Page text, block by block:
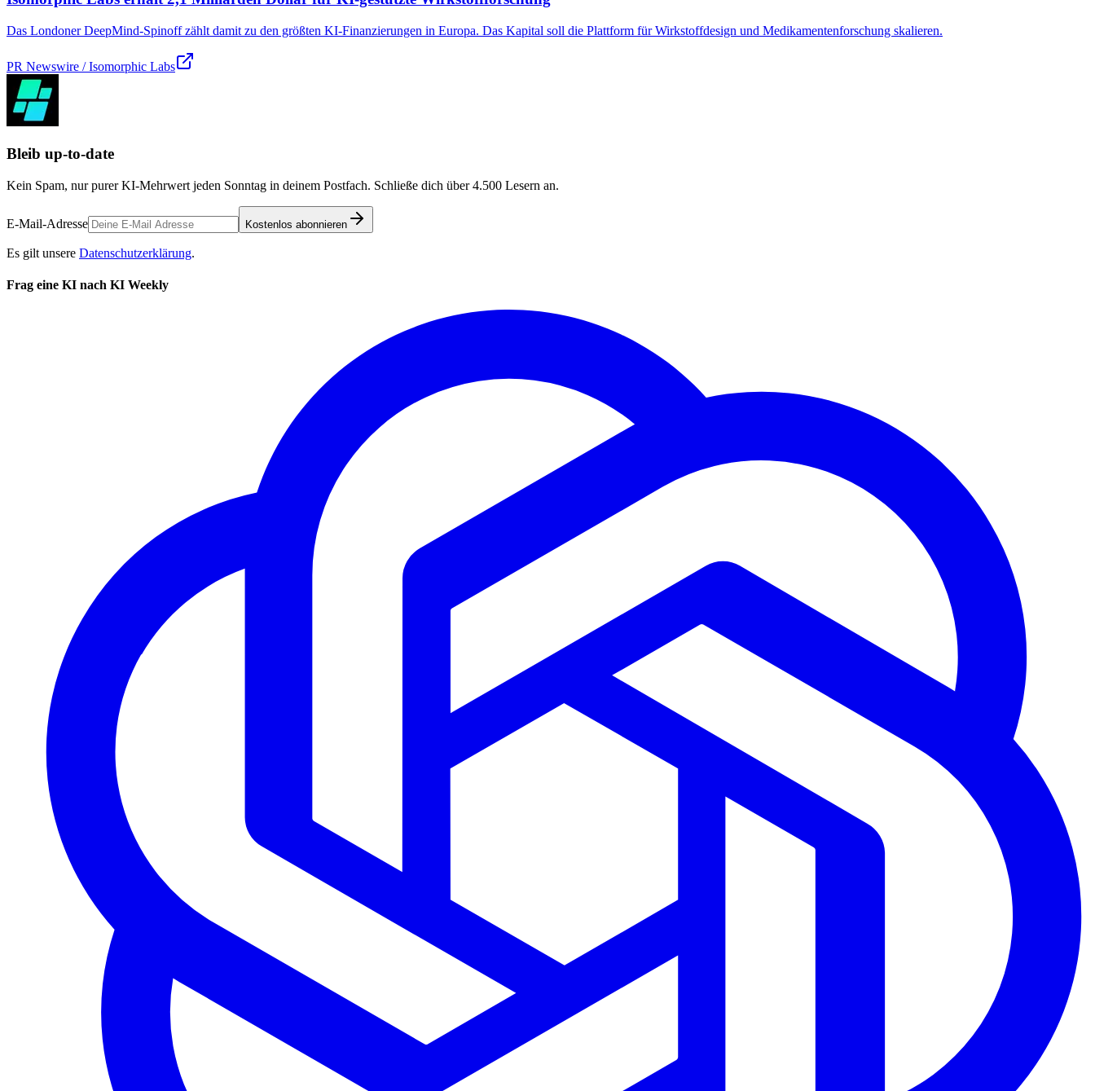
Das Londoner DeepMind-Spinoff zählt damit zu den größten KI-Finanzierungen in Europa. Das Kapital soll die Plattform für Wirkstoffdesign und Medikamentenforschung skalieren.
PR Newswire / Isomorphic Labs
Bleib up-to-date
Kein Spam, nur purer KI-Mehrwert jeden Sonntag in deinem Postfach. Schließe dich über4.500 Lesern an.
E-Mail-Adresse Kostenlos abonnieren
Es gilt unsere Datenschutzerklärung.
Frag eine KI nach KI Weekly